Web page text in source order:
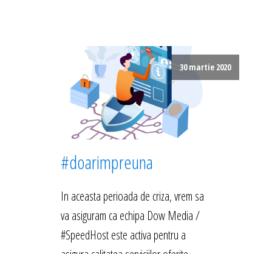
30 martie 2020
#doarimpreuna
In aceasta perioada de criza, vrem sa
va asiguram ca echipa Dow Media /
#SpeedHost este activa pentru a